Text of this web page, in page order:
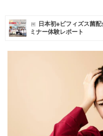
住まい
マネー
日本初※ビフィズス菌
ミナー体験レポート